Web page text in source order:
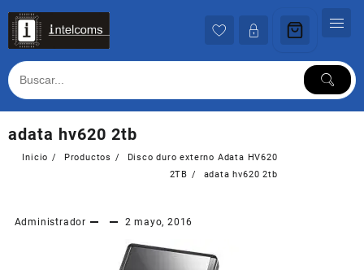
contenido
adata hv620 2tb
Inicio Productos
Disco duro externo Adata HV620
2TB
adata hv620 2tb
Administrador 2 mayo, 2016